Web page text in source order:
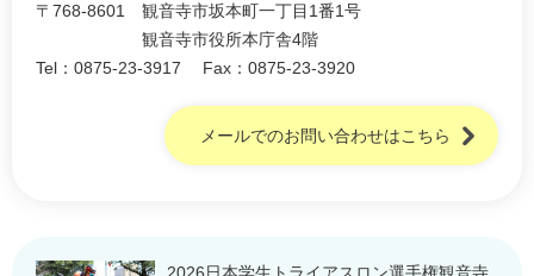
〒768-8601
観音寺市坂本町一丁目1番1号
観音寺市役所本庁舎4階
Tel：0875-23-3917
Fax：0875-23-3920
メールでのお問い合わせはこちら